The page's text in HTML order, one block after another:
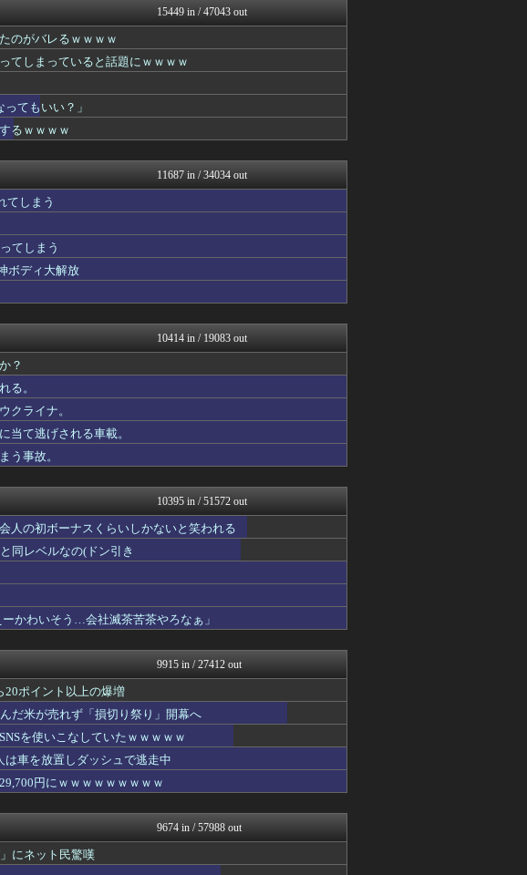
警察に「子...
修羅の華-家庭・生活まとめ
ｗ
いたしん！
炎上ｗｗｗ
。悔しくても...
もえるあじあ(･∀･)
ウマ娘まとめ速報うまろぐ
版が8/2...
PlaySphere | ...
て育てて」...
修羅場ハザード -復讐・D...
！女心掴みま...
漫画まとめ速報
「誤給油...
ー！浦...
ネギ速
まとめロッテ！
アにwww...
サカサカ10【サッカーまと...
たの…？
ゲーム魔人
に性接待疑...
反日愚国 恨寓瘻
を3点に...
」も含まれ...
ン...
理想ちゃんねる
ベンチ外
VIPPER速報
）」ア...
チームは呪...
NEWSぽけまとめーる
ネギ速
阪神タイガースちゃんねる
じてしまうこ...
鬼女の宅配便 - 修羅場・...
NEWSまとめもりー｜2c...
ーで勝ち...
ら非難轟轟で...
浮気ちゃんねる
海外の万国反応記＠海外の反...
東...
哲学ニュースnwk
デジタルニューススレッド
まとめ芸能＠美女画像まとめ...
15449 in / 47043 out
のがバレるｗｗｗｗ
てしまっていると話題にｗｗｗｗ
てもいい？」
るｗｗｗｗ
11687 in / 34034 out
てしまう
てしまう
ボディ大解放
10414 in / 19083 out
？
る。
クライナ。
当て逃げされる車載。
う事故。
10395 in / 51572 out
人の初ボーナスくらいしかないと笑われる
同レベルなの(ドン引き
かわいそう…会社滅茶苦茶やろなぁ」
9915 in / 27412 out
20ポイント以上の爆増
だ米が売れず「損切り祭り」開幕へ
を使いこなしていたｗｗｗｗｗ
車を放置しダッシュで逃走中
円にｗｗｗｗｗｗｗｗｗ
9674 in / 57988 out
にネット民驚嘆